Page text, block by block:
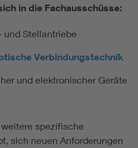
in die Fachausschüsse:
und Stellantriebe
Verbindungstechnik
und elektronischer Geräte
spezifische
sich neuen Anforderungen